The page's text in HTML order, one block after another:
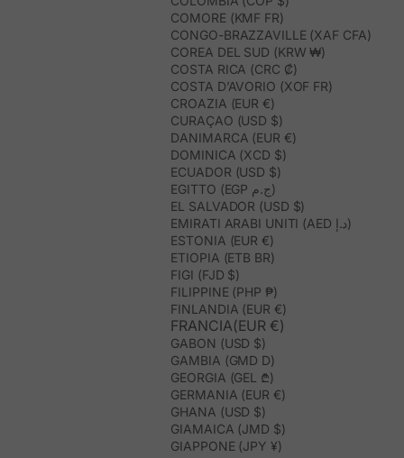
COMORE (KMF FR)
CONGO-BRAZZAVILLE (XAF CFA)
COREA DEL SUD (KRW ₩)
COSTA RICA (CRC ₡)
COSTA D’AVORIO (XOF FR)
CROAZIA (EUR €)
CURAÇAO (USD $)
DANIMARCA (EUR €)
DOMINICA (XCD $)
ECUADOR (USD $)
EGITTO (EGP ج.م)
EL SALVADOR (USD $)
EMIRATI ARABI UNITI (AED د.إ)
ESTONIA (EUR €)
ETIOPIA (ETB BR)
FIGI (FJD $)
FILIPPINE (PHP ₱)
FINLANDIA (EUR €)
FRANCIA(EUR €)
GABON (USD $)
GAMBIA (GMD D)
GEORGIA (GEL ₾)
GERMANIA (EUR €)
GHANA (USD $)
GIAMAICA (JMD $)
GIAPPONE (JPY ¥)